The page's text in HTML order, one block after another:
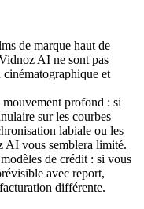
de marque haut de
AI ne sont pas
et
profond : si
sur les courbes
labiale ou les
AI vous semblera limité.
de crédit : si vous
avec report,
différente.